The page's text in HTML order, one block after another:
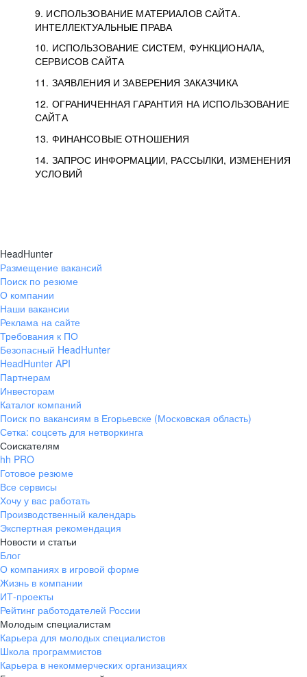
9. ИСПОЛЬЗОВАНИЕ МАТЕРИАЛОВ САЙТА.
ИНТЕЛЛЕКТУАЛЬНЫЕ ПРАВА
10. ИСПОЛЬЗОВАНИЕ СИСТЕМ, ФУНКЦИОНАЛА,
СЕРВИСОВ САЙТА
11. ЗАЯВЛЕНИЯ И ЗАВЕРЕНИЯ ЗАКАЗЧИКА
12. ОГРАНИЧЕННАЯ ГАРАНТИЯ НА ИСПОЛЬЗОВАНИЕ
САЙТА
13. ФИНАНСОВЫЕ ОТНОШЕНИЯ
14. ЗАПРОС ИНФОРМАЦИИ, РАССЫЛКИ, ИЗМЕНЕНИЯ
УСЛОВИЙ
HeadHunter
Размещение вакансий
Поиск по резюме
О компании
Наши вакансии
Реклама на сайте
Требования к ПО
Безопасный HeadHunter
HeadHunter API
Партнерам
Инвесторам
Каталог компаний
Поиск по вакансиям в Егорьевске (Московская область)
Сетка: соцсеть для нетворкинга
Соискателям
hh PRO
Готовое резюме
Все сервисы
Хочу у вас работать
Производственный календарь
Экспертная рекомендация
Новости и статьи
Блог
О компаниях в игровой форме
Жизнь в компании
ИТ-проекты
Рейтинг работодателей России
Молодым специалистам
Карьера для молодых специалистов
Школа программистов
Карьера в некоммерческих организациях